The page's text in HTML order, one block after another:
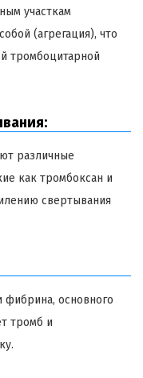
участкам
(агрегация), что
тромбоцитарной
различные
как тромбоксан и
свертывания
фибрина, основного
тромб и